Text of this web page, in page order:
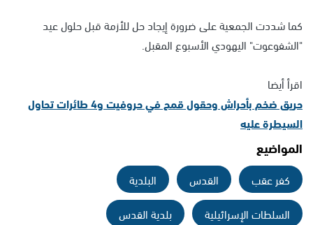
كما شددت الجمعية على ضرورة إيجاد حل للأزمة قبل حلول عيد
"الشفوعوت" اليهودي الأسبوع المقبل.
اقرأ أيضا
حريق ضخم بأحراش وحقول قمح في حروفيت و4 طائرات تحاول
السيطرة عليه
المواضيع
كفر عقب القدس
البلدية
السلطات الإسرائيلية
بلدية القدس